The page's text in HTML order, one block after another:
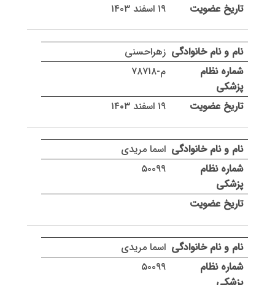
۱۹ اسفند ۱۴۰۳
زهراحسنی
م-۷۸۷۱۸
۱۹ اسفند ۱۴۰۳
اسما مریدی
۵۰۰۹۹
اسما مریدی
۵۰۰۹۹